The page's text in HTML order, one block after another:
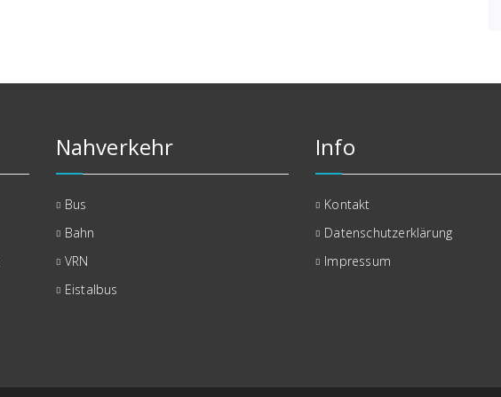
Nahverkehr
Bus
Bahn
VRN
Eistalbus
Info
Kontakt
Datenschutzerklärung
Impressum